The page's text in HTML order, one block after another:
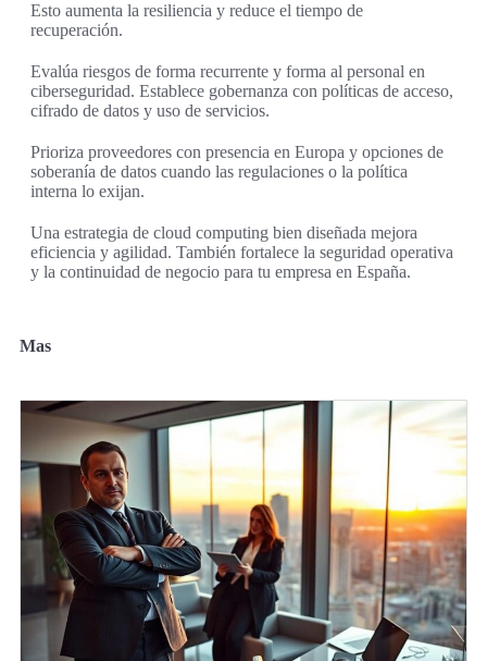
Esto aumenta la resiliencia y reduce el tiempo de
recuperación.
Evalúa riesgos de forma recurrente y forma al personal en
ciberseguridad. Establece gobernanza con políticas de acceso,
cifrado de datos y uso de servicios.
Prioriza proveedores con presencia en Europa y opciones de
soberanía de datos cuando las regulaciones o la política
interna lo exijan.
Una estrategia de cloud computing bien diseñada mejora
eficiencia y agilidad. También fortalece la seguridad operativa
y la continuidad de negocio para tu empresa en España.
Mas